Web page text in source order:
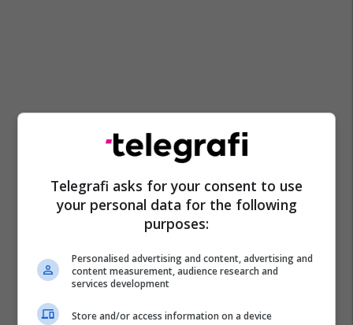
Telegrafi asks for your consent to use
your personal data for the following
purposes:
Personalised advertising and content, advertising and
content measurement, audience research and
services development
Store and/or access information on a device